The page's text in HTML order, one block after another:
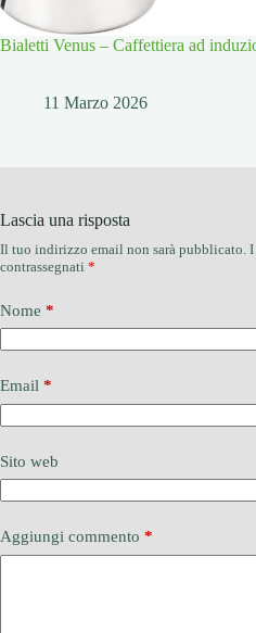
Bialetti Venus – Caffettiera ad
11 Marzo 2026
Lascia una risposta
Il tuo indirizzo email non sarà pubblicato. I
contrassegnati *
Nome *
Email *
Sito web
Aggiungi commento *